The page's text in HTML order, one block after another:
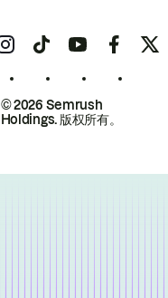
© 2026 Semrush
Holdings. 版权所有。